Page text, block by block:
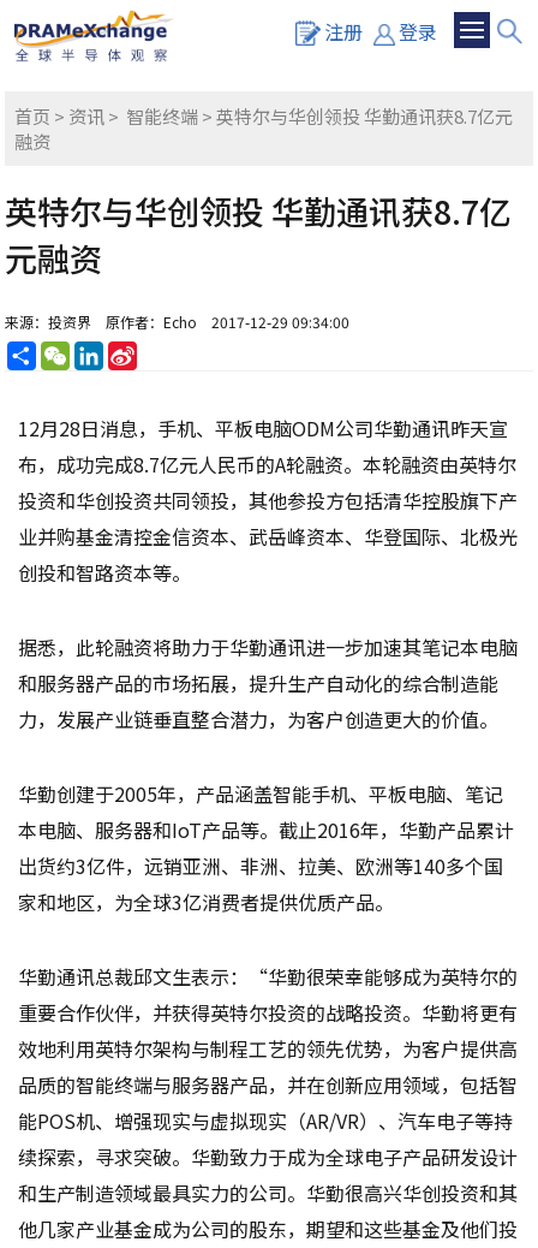
注册 登录
首页 > 资讯> 智能终端> 英特尔与华创领投 华勤通讯获8.7亿元
融资
英特尔与华创领投 华勤通讯获8.7亿
元融资
来源：投资界 原作者：Echo 2017-12-29 09:34:00
分
享
WeChatLinkedIn
12月28日消息，手机、平板电脑ODM公司华勤通讯昨天宣
布，成功完成8.7亿元人民币的A轮融资。本轮融资由英特尔
投资和华创投资共同领投，其他参投方包括清华控股旗下产
业并购基金清控金信资本、武岳峰资本、华登国际、北极光
创投和智路资本等。
据悉，此轮融资将助力于华勤通讯进一步加速其笔记本电脑
和服务器产品的市场拓展，提升生产自动化的综合制造能
力，发展产业链垂直整合潜力，为客户创造更大的价值。
华勤创建于2005年，产品涵盖智能手机、平板电脑、笔记
本电脑、服务器和IoT产品等。截止2016年，华勤产品累计
出货约3亿件，远销亚洲、非洲、拉美、欧洲等140多个国
家和地区，为全球3亿消费者提供优质产品。
华勤通讯总裁邱文生表示：“华勤很荣幸能够成为英特尔的
重要合作伙伴，并获得英特尔投资的战略投资。华勤将更有
效地利用英特尔架构与制程工艺的领先优势，为客户提供高
品质的智能终端与服务器产品，并在创新应用领域，包括智
能POS机、增强现实与虚拟现实（AR/VR）、汽车电子等持
续探索，寻求突破。华勤致力于成为全球电子产品研发设计
和生产制造领域最具实力的公司。华勤很高兴华创投资和其
他几家产业基金成为公司的股东，期望和这些基金及他们投